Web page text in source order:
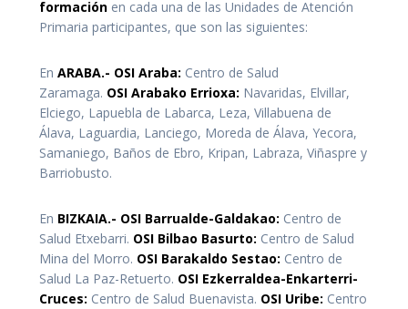
formación en cada una de las Unidades de Atención
Primaria participantes, que son las siguientes:
En ARABA.- OSI Araba: Centro de Salud
Zaramaga. OSI Arabako Errioxa: Navaridas, Elvillar,
Elciego, Lapuebla de Labarca, Leza, Villabuena de
Álava, Laguardia, Lanciego, Moreda de Álava, Yecora,
Samaniego, Baños de Ebro, Kripan, Labraza, Viñaspre y
Barriobusto.
En BIZKAIA.- OSI Barrualde-Galdakao: Centro de
Salud Etxebarri. OSI Bilbao Basurto: Centro de Salud
Mina del Morro. OSI Barakaldo Sestao: Centro de
Salud La Paz-Retuerto. OSI Ezkerraldea-Enkarterri-
Cruces: Centro de Salud Buenavista. OSI Uribe: Centro